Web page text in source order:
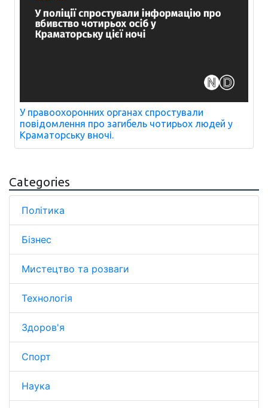
У правоохоронних органах спростували
повідомлення про загибель чотирьох людей у
Краматорську вночі.
Categories
Політика
Бізнес
Мистецтво та розваги
Технологія
Здоров'я
Спорт
Наука